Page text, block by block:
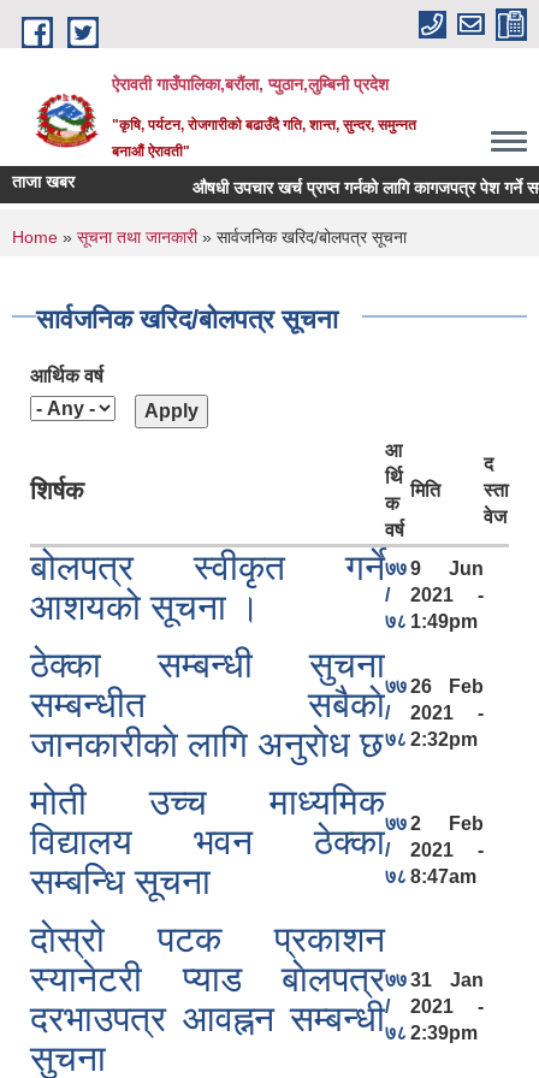
Skip to main content
ऐरावती गाउँपालिका,बरौंला, प्युठान,लुम्बिनी प्रदेश
"कृषि, पर्यटन, रोजगारीको बढाउँदै गति, शान्त, सुन्दर, समुन्नत
बनाऔं ऐरावती"
ताजा खबर औषधी उपचार खर्च प्राप्त गर्नको लागि कागजपत्र पेश गर्ने
You are here
Home » सूचना तथा जानकारी» सार्वजनिक खरिद/बोलपत्र सूचना
सार्वजनिक खरिद/बोलपत्र सूचना
आर्थिक वर्ष
शिर्षक
आ
र्थि
क
वर्ष
मिति
द
स्ता
वेज
बोलपत्र स्वीकृत गर्ने
आशयको सूचना ।
७७
/
७८
9 Jun
2021 -
1:49pm
ठेक्का सम्बन्धी सुचना
सम्बन्धीत सबैकाे
जानकारीकाे लागि अनुराेध छ
७७
/
७८
26 Feb
2021 -
2:32pm
मोती उच्च माध्यमिक
विद्यालय भवन ठेक्का
सम्बन्धि सूचना
७७
/
७८
2 Feb
2021 -
8:47am
दाेस्रो पटक प्रकाशन
स्यानेटरी प्याड बाेलपत्र
दरभाउपत्र आवह्नन सम्बन्धी
सुचना
७७
/
७८
31 Jan
2021 -
2:39pm